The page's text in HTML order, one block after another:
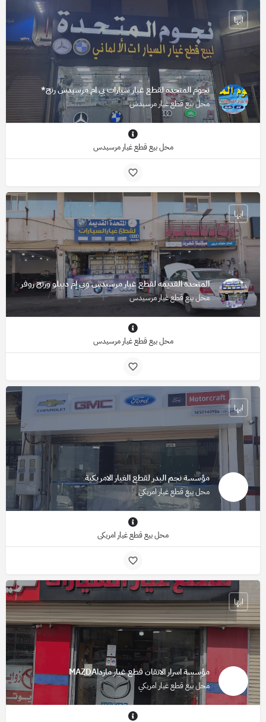
نجوم المتحده لقطع غيار سيارات بي ام مرسيدس رنج*
محل بيع قطع غيار مرسيدس
ابها
محل بيع قطع غيار مرسيدس
المتحدة القديمه لقطع غيار مرسيدس وبي إم دبيلو ورنج روفر
محل بيع قطع غيار مرسيدس
ابها
محل بيع قطع غيار مرسيدس
مؤسسة نجم البدر لقطع الغيار الامريكية
محل بيع قطع غيار امريكي
ابها
محل بيع قطع غيار امريكي
مؤسسة اسرار الاتقان قطع غيار مازداMAZDA
محل بيع قطع غيار امريكي
ابها